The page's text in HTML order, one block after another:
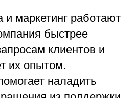
и маркетинг работают
быстрее
клиентов и
их опытом.
наладить